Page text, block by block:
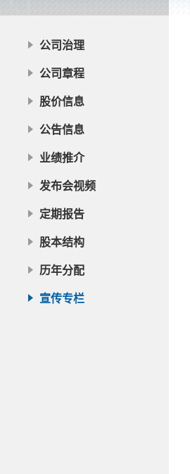
公司治理
公司章程
股价信息
公告信息
业绩推介
发布会视频
定期报告
股本结构
历年分配
宣传专栏